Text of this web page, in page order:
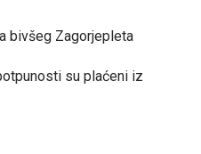
bivšeg Zagorjepleta
su plaćeni iz